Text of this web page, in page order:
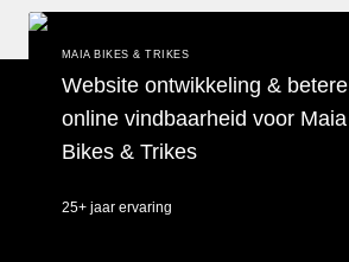
MAIA BIKES & TRIKES
Website ontwikkeling & betere
online vindbaarheid voor Maia
Bikes & Trikes
25+ jaar ervaring